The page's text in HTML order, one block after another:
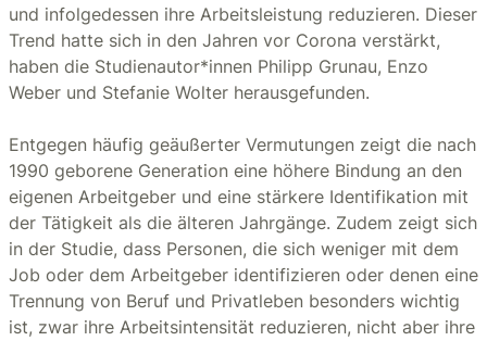
und infolgedessen ihre Arbeitsleistung reduzieren. Dieser
Trend hatte sich in den Jahren vor Corona verstärkt,
haben die Studienautor*innen Philipp Grunau, Enzo
Weber und Stefanie Wolter herausgefunden.
Entgegen häufig geäußerter Vermutungen zeigt die nach
1990 geborene Generation eine höhere Bindung an den
eigenen Arbeitgeber und eine stärkere Identifikation mit
der Tätigkeit als die älteren Jahrgänge. Zudem zeigt sich
in der Studie, dass Personen, die sich weniger mit dem
Job oder dem Arbeitgeber identifizieren oder denen eine
Trennung von Beruf und Privatleben besonders wichtig
ist, zwar ihre Arbeitsintensität reduzieren, nicht aber ihre